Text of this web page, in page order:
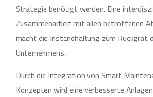
Strategie benötigt werden. Eine
Zusammenarbeit mit allen betroffenen
macht die Instandhaltung zum Rückgrat
Unternehmens.
Durch die Integration von Smart
Konzepten wird eine verbesserte